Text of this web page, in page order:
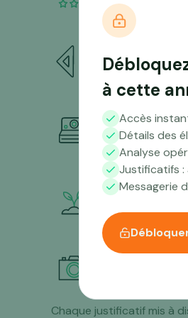
à cette
Accès
Détails des
Analyse
Justificatifs :
Messagerie
Aperçu
Chaque justificatif mis à